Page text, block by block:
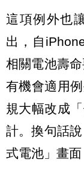
這項例外也
出，自
相關電池壽
有機會適用
規大幅改成
計。換句話
式電池」畫面